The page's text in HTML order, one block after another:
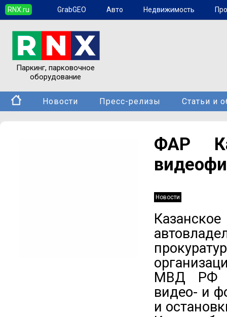
RNX.ru GrabGEO Авто Недвижимость
Паркинг, парковочное
оборудование
Новости Пресс-релизы Статьи и
ФАР
Новости
МВД РФ
видео- и
и